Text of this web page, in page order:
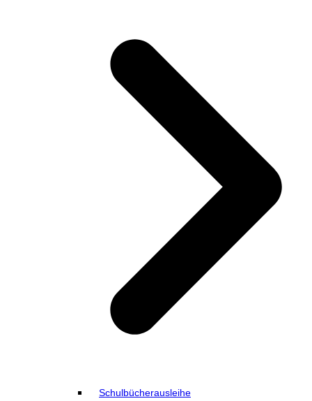
Schulbücherausleihe